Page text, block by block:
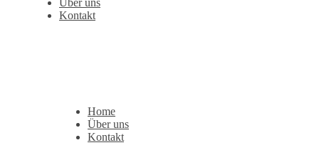
Über uns
Kontakt
Home
Über uns
Kontakt